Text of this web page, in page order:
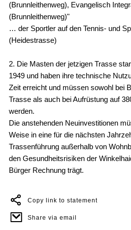
(Brunnleithenweg), Evangelisch
(Brunnleithenweg)"
… der Sportler auf den Tennis- und
(Heidestrasse)
2. Die Masten der jetzigen Trasse
1949 und haben ihre technische
Zeit erreicht und müssen sowohl bei
Trasse als auch bei Aufrüstung auf
werden.
Die anstehenden Neuinvestitionen
Weise in eine für die nächsten
Trassenführung außerhalb von
den Gesundheitsrisiken der
Bürger Rechnung trägt.
Copy link to statement
Share via email